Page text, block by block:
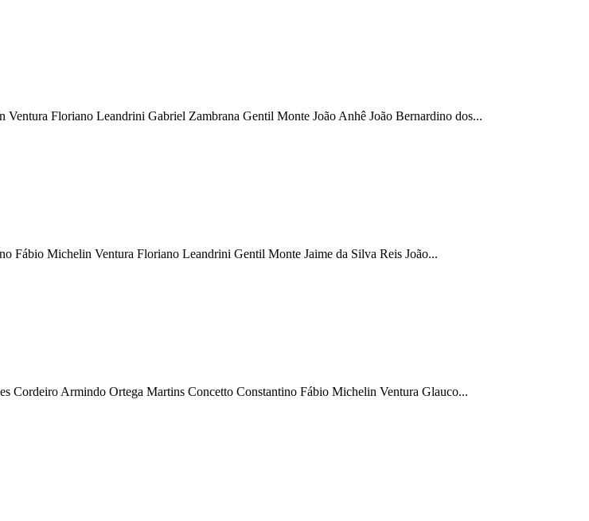
Floriano Leandrini Gabriel Zambrana Gentil Monte João Anhê João Bernardino dos...
Michelin Ventura Floriano Leandrini Gentil Monte Jaime da Silva Reis João...
Armindo Ortega Martins Concetto Constantino Fábio Michelin Ventura Glauco...